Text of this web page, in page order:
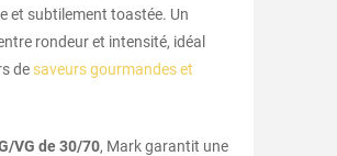
et subtilement toastée. Un
rondeur et intensité, idéal
de saveurs gourmandes et
VG de 30/70, Mark garantit une